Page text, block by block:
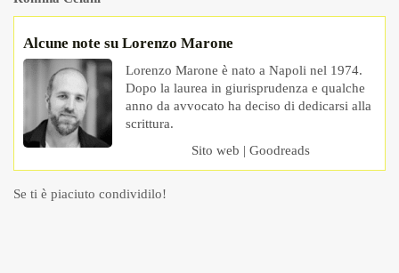
Alcune note su Lorenzo Marone
Lorenzo Marone è nato a Napoli nel 1974.
Dopo la laurea in giurisprudenza e qualche
anno da avvocato ha deciso di dedicarsi alla
scrittura.
Sito web | Goodreads
Se ti è piaciuto condividilo!